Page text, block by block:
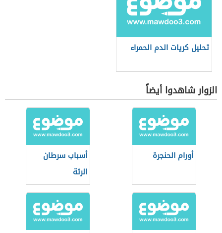
تحليل كريات الدم الحمراء
الزوار شاهدوا أيضاً
أورام الحنجرة
أسباب سرطان
الرئة